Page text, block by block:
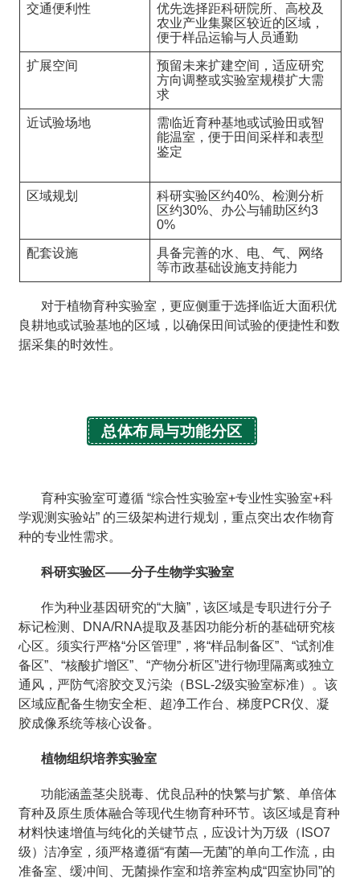
交通便利性
优先选择距科研院所、高校及
农业产业集聚区较近的区域，
便于样品运输与人员通勤
扩展空间
预留未来扩建空间，适应研究
方向调整或实验室规模扩大需
求
近试验场地
需临近育种基地或试验田或智
能温室，便于田间采样和表型
鉴定
区域规划
科研实验区约40%、检测分析
区约30%、办公与辅助区约3
0%
配套设施
具备完善的水、电、气、网络
等市政基础设施支持能力
对于植物育种实验室，更应侧重于选择临近大面积优
良耕地或试验基地的区域，以确保田间试验的便捷性和数
据采集的时效性。
总体布局与功能分区
育种实验室可遵循 “综合性实验室+专业性实验室+科
学观测实验站” 的三级架构进行规划，重点突出农作物育
种的专业性需求。
科研实验区——分子生物学实验室
作为种业基因研究的“大脑”，该区域是专职进行分子
标记检测、DNA/RNA提取及基因功能分析的基础研究核
心区。须实行严格“分区管理”，将“样品制备区”、“试剂准
备区”、“核酸扩增区”、“产物分析区”进行物理隔离或独立
通风，严防气溶胶交叉污染（BSL-2级实验室标准）。该
区域应配备生物安全柜、超净工作台、梯度PCR仪、凝
胶成像系统等核心设备。
植物组织培养实验室
功能涵盖茎尖脱毒、优良品种的快繁与扩繁、单倍体
育种及原生质体融合等现代生物育种环节。该区域是育种
材料快速增值与纯化的关键节点，应设计为万级（ISO7
级）洁净室，须严格遵循“有菌—无菌”的单向工作流，由
准备室、缓冲间、无菌操作室和培养室构成“四室协同”的